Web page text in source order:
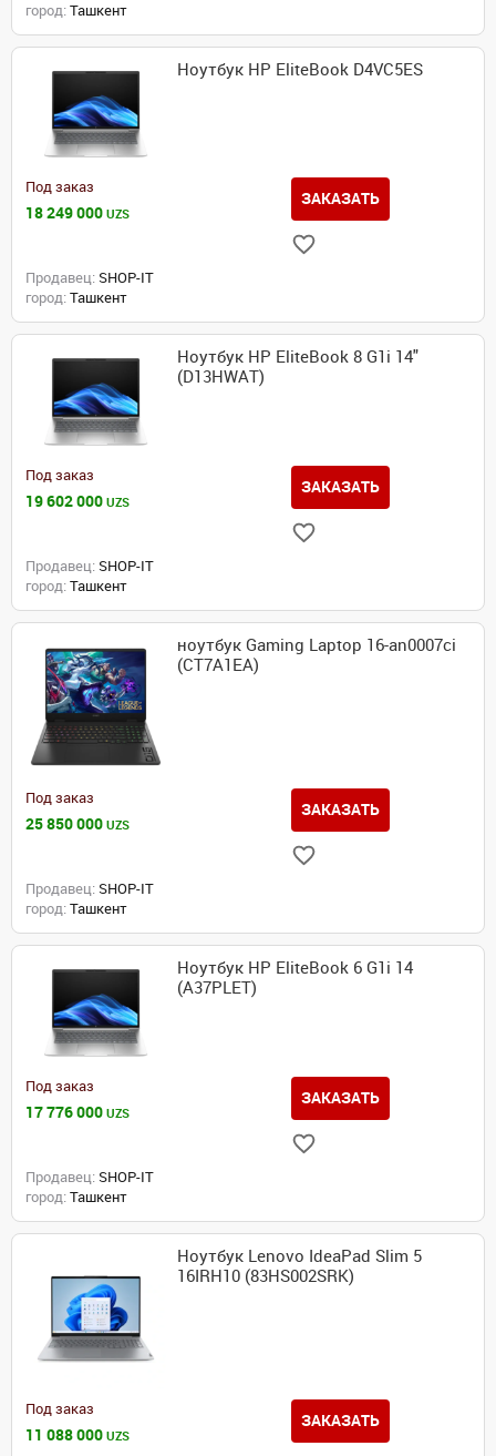
город: Ташкент
Ноутбук HP EliteBook D4VC5ES
Под заказ
18 249 000 UZS
ЗАКАЗАТЬ
Продавец: SHOP-IT
город: Ташкент
Ноутбук HP EliteBook 8 G1i 14"
(D13HWAT)
Под заказ
19 602 000 UZS
ЗАКАЗАТЬ
Продавец: SHOP-IT
город: Ташкент
ноутбук Gaming Laptop 16-an0007ci
(CT7A1EA)
Под заказ
25 850 000 UZS
ЗАКАЗАТЬ
Продавец: SHOP-IT
город: Ташкент
Ноутбук HP EliteBook 6 G1i 14
(A37PLET)
Под заказ
17 776 000 UZS
ЗАКАЗАТЬ
Продавец: SHOP-IT
город: Ташкент
Ноутбук Lenovo IdeaPad Slim 5
16IRH10 (83HS002SRK)
Под заказ
11 088 000 UZS
ЗАКАЗАТЬ